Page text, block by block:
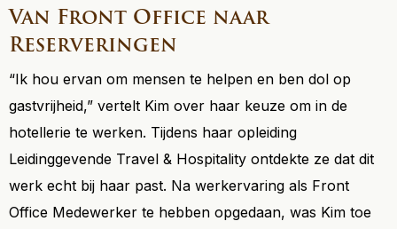
Van Front Office naar
Reserveringen
“Ik hou ervan om mensen te helpen en ben dol op
gastvrijheid,” vertelt Kim over haar keuze om in de
hotellerie te werken. Tijdens haar opleiding
Leidinggevende Travel & Hospitality ontdekte ze dat dit
werk echt bij haar past. Na werkervaring als Front
Office Medewerker te hebben opgedaan, was Kim toe